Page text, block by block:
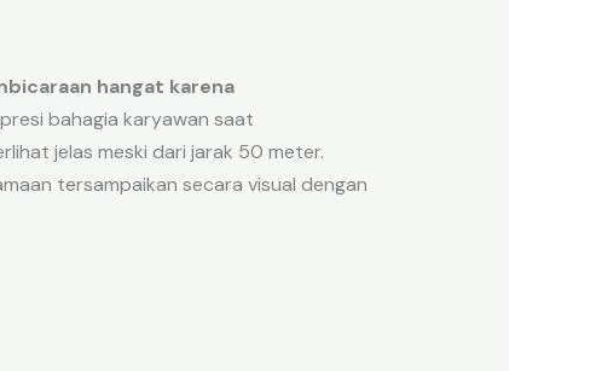
hangat karena
bahagia karyawan saat
jelas meski dari jarak 50 meter.
tersampaikan secara visual dengan